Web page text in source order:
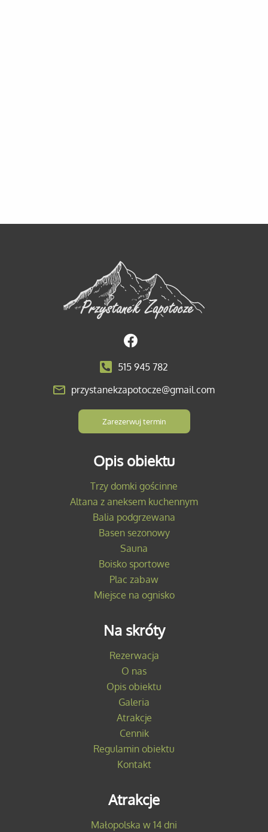
515 945 782
przystanekzapotocze@gmail.com
Zarezerwuj termin
Opis obiektu
Trzy domki gościnne
Altana z aneksem kuchennym
Balia podgrzewana
Basen sezonowy
Sauna
Boisko sportowe
Plac zabaw
Miejsce na ognisko
Na skróty
Rezerwacja
O nas
Opis obiektu
Galeria
Atrakcje
Cennik
Regulamin obiektu
Kontakt
Atrakcje
Małopolska w 14 dni